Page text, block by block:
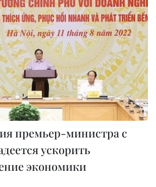
премьер-министра с
ускорить
экономики